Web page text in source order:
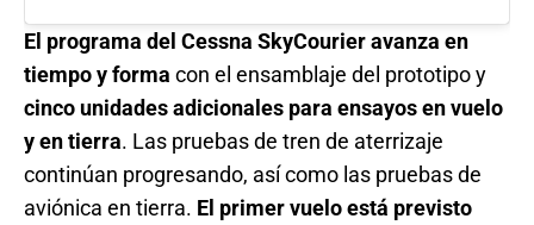
El programa del Cessna SkyCourier avanza en
tiempo y forma con el ensamblaje del prototipo y
cinco unidades adicionales para ensayos en vuelo
y en tierra. Las pruebas de tren de aterrizaje
continúan progresando, así como las pruebas de
aviónica en tierra. El primer vuelo está previsto